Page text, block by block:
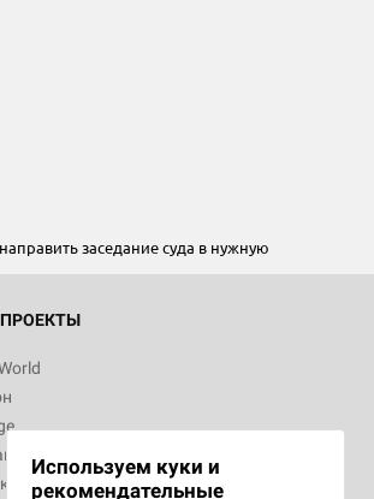
заседание суда в нужную
Используем куки и
рекомендательные